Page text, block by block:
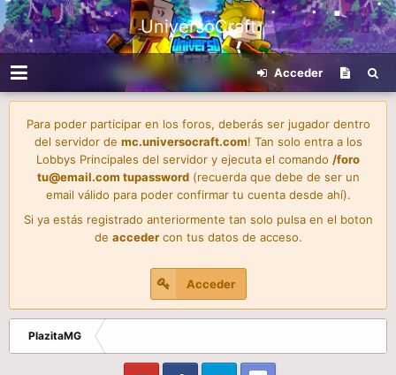
UniversoCraft
Acceder
Para poder participar en los foros, deberás ser jugador dentro
del servidor de mc.universocraft.com! Tan solo entra a los
Lobbys Principales del servidor y ejecuta el comando /foro
tu@email.com tupassword(recuerda que debe de ser un
email válido para poder confirmar tu cuenta desde ahí).
Si ya estás registrado anteriormente tan solo pulsa en el boton
de accedercon tus datos de acceso.
Acceder
PlazitaMG